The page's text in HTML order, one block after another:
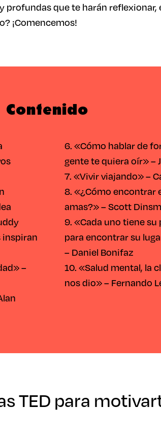
profundas que te harán reflexionar,
¡Comencemos!
Contenido
inspiran
–
6. «Cómo hablar de
gente te quiera oír» –
7. «Vivir viajando» –
8. «¿Cómo encontrar
amas?» – Scott
9. «Cada uno tiene
para encontrar su
– Daniel Bonifaz
10. «Salud mental, la
nos dio» – Fernando
TED para